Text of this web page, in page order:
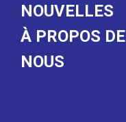
NOUVELLES
À PROPOS DE
NOUS